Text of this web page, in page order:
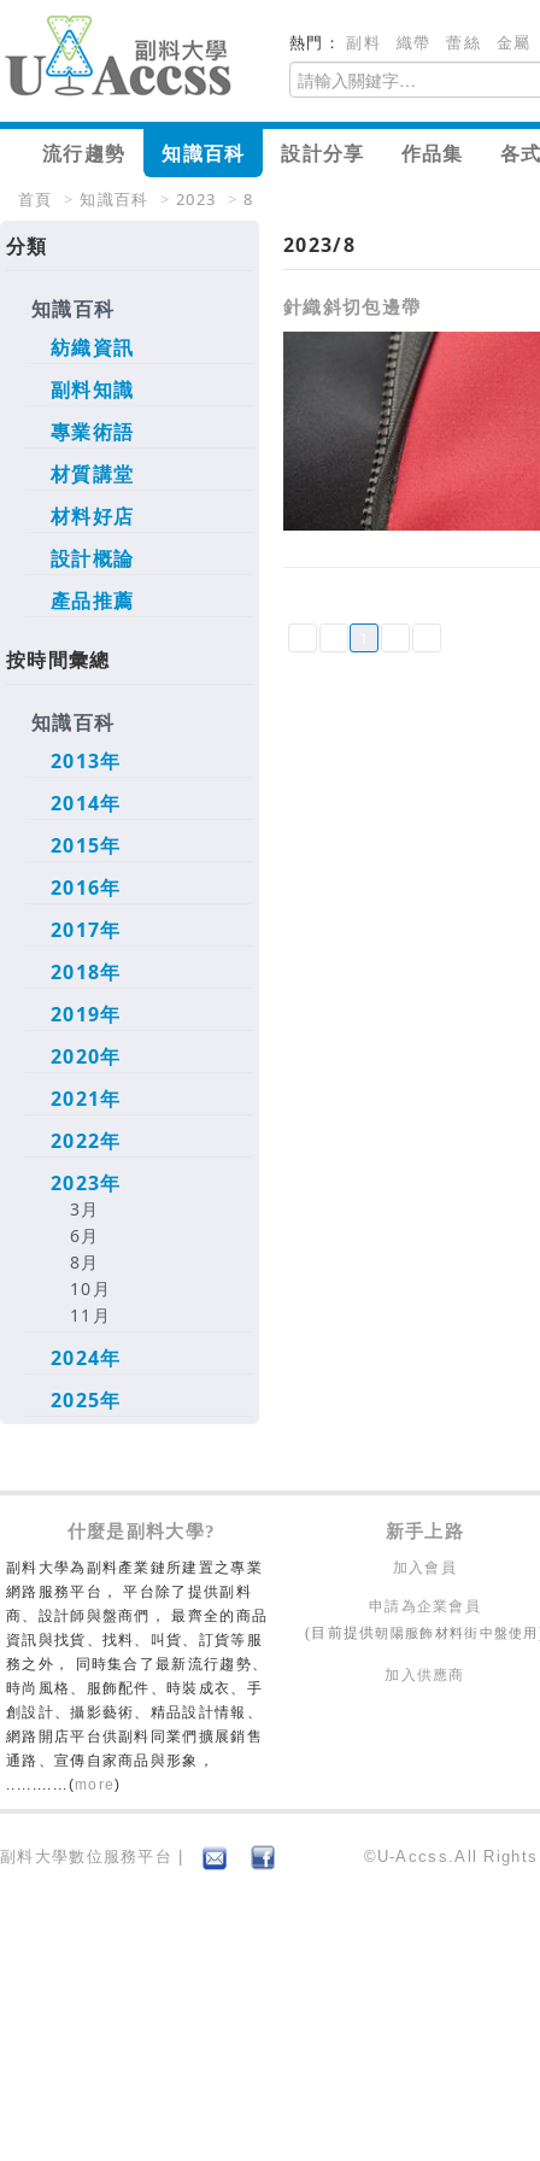
熱門：副料 織帶 蕾絲 金屬
流行趨勢 知識百科 設計分享 作品集 各
首頁 > 知識百科 > 2023 > 8
分類
知識百科
紡織資訊
副料知識
專業術語
材質講堂
材料好店
設計概論
產品推薦
按時間彙總
知識百科
2013年
2014年
2015年
2016年
2017年
2018年
2019年
2020年
2021年
2022年
2023年
3月
6月
8月
10月
11月
2024年
2025年
2023/8
針織斜切包邊帶
什麼是副料大學? 新手上路
副料大學為副料產業鏈所建置之專業
網路服務平台， 平台除了提供副料
商、設計師與盤商們， 最齊全的商品
資訊與找貨、找料、叫貨、訂貨等服
務之外， 同時集合了最新流行趨勢、
時尚風格、服飾配件、時裝成衣、手
創設計、攝影藝術、精品設計情報、
網路開店平台供副料同業們擴展銷售
通路、宣傳自家商品與形象，
............(more)
加入會員
申請為企業會員
(目前提供朝陽服飾材料街中盤使用
加入供應商
副料大學數位服務平台 | ©U-Accss.All Rights